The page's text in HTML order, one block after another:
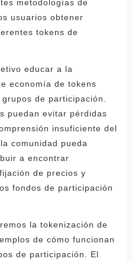
metodologías de
usuarios obtener
tokens de
educar a la
economía de tokens
de participación.
puedan evitar pérdidas
insuficiente del
comunidad pueda
a encontrar
de precios y
fondos de participación
la tokenización de
de cómo funcionan
de participación. El